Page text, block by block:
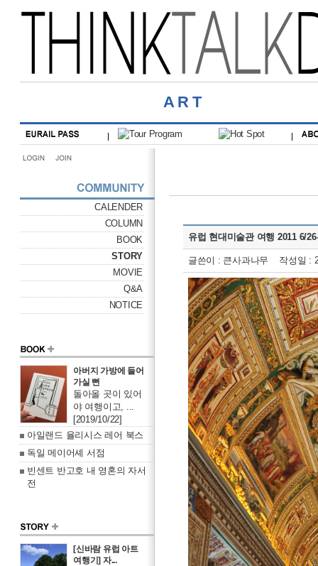
ART
CALENDER
COLUMN
BOOK
STORY
MOVIE
Q&A
NOTICE
아버지 가방에 들어
가실 뻔
돌아올 곳이 있어
야 여행이고, ...
[2019/10/22]
아일랜드 율리시스 레어 북스
독일 메이어셰 서점
빈센트 반고호 내 영혼의 자서
전
[신바람 유럽 아트
여행기] 자...
유럽 현대미술관 여행 2011 6/
글쓴이 : 큰사과나무 작성일 :